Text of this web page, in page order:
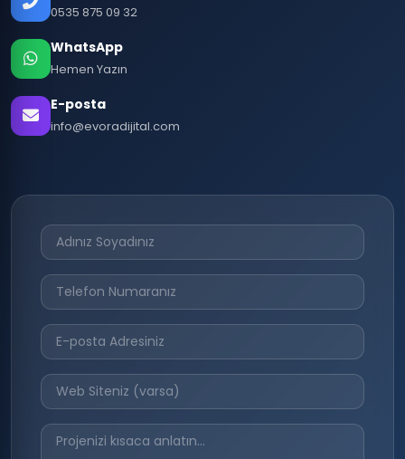
0535 875 09 32
WhatsApp
Hemen Yazın
E-posta
info@evoradijital.com